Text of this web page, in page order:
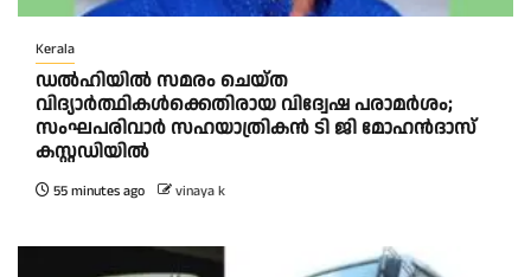
Kerala
ഡൽഹിയിൽ സമരം ചെയ്ത
വിദ്യാർത്ഥികൾക്കെതിരായ വിദ്വേഷ പരാമർശം;
സംഘപരിവാർ സഹയാത്രികൻ ടി ജി മോഹന്‍ദാസ്
കസ്റ്റഡിയിൽ
55 minutes ago vinaya k